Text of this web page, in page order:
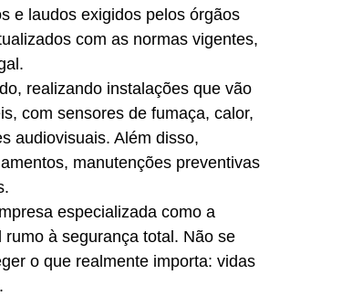
e laudos exigidos pelos órgãos
com as normas vigentes,
realizando instalações que vão
com sensores de fumaça, calor,
audiovisuais. Além disso,
manutenções preventivas
especializada como a
à segurança total. Não se
o que realmente importa: vidas